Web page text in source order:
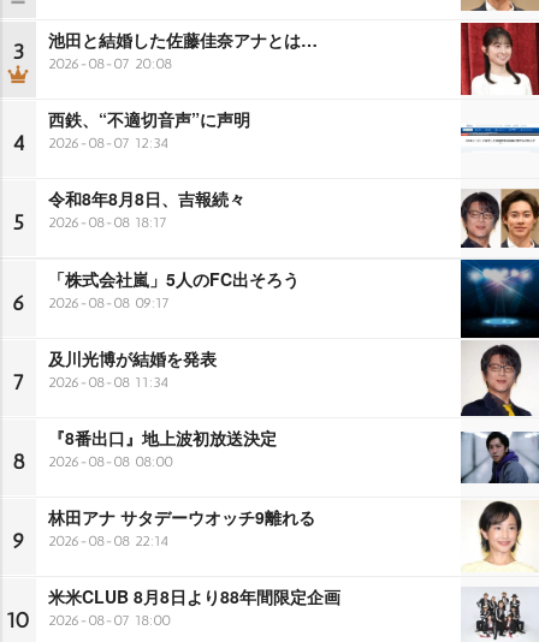
3 池田と結婚した佐藤佳奈アナとは…
2026-08-07 20:08
4
西鉄、“不適切音声”に声明
2026-08-07 12:34
5
令和8年8月8日、吉報続々
2026-08-08 18:17
6
「株式会社嵐」5人のFC出そろう
2026-08-08 09:17
7
及川光博が結婚を発表
2026-08-08 11:34
8
『8番出口』地上波初放送決定
2026-08-08 08:00
9
林田アナ サタデーウオッチ9離れる
2026-08-08 22:14
10
米米CLUB 8月8日より88年間限定企画
2026-08-07 18:00